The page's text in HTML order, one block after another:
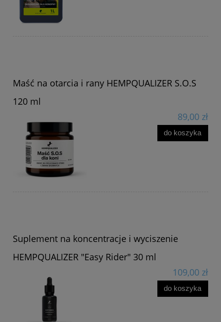
Maść na otarcia i rany HEMPQUALIZER S.O.S
120 ml
89,00 zł
do koszyka
Suplement na koncentracje i wyciszenie
HEMPQUALIZER "Easy Rider" 30 ml
109,00 zł
do koszyka